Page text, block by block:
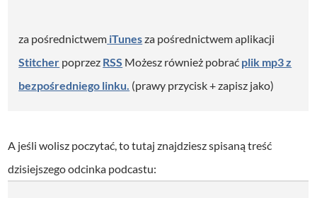
za pośrednictwem iTunesza pośrednictwem aplikacji
Stitcher poprzez RSS Możesz również pobrać plik mp3 z
bezpośredniego linku. (prawy przycisk + zapisz jako)
A jeśli wolisz poczytać, to tutaj znajdziesz spisaną treść
dzisiejszego odcinka podcastu: